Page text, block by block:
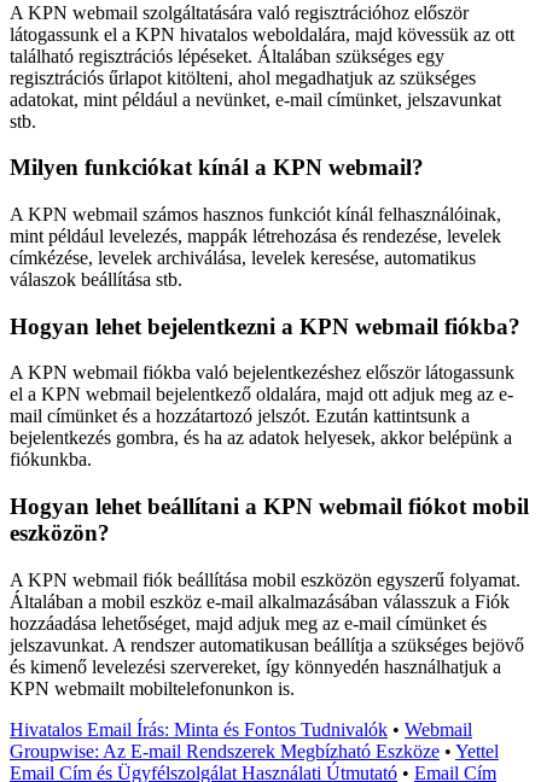
A KPN webmail szolgáltatására való regisztrációhoz először
látogassunk el a KPN hivatalos weboldalára, majd kövessük az ott
található regisztrációs lépéseket. Általában szükséges egy
regisztrációs űrlapot kitölteni, ahol megadhatjuk az szükséges
adatokat, mint például a nevünket, e-mail címünket, jelszavunkat
stb.
Milyen funkciókat kínál a KPN webmail?
A KPN webmail számos hasznos funkciót kínál felhasználóinak,
mint például levelezés, mappák létrehozása és rendezése, levelek
címkézése, levelek archiválása, levelek keresése, automatikus
válaszok beállítása stb.
Hogyan lehet bejelentkezni a KPN webmail fiókba?
A KPN webmail fiókba való bejelentkezéshez először látogassunk
el a KPN webmail bejelentkező oldalára, majd ott adjuk meg az e-
mail címünket és a hozzátartozó jelszót. Ezután kattintsunk a
bejelentkezés gombra, és ha az adatok helyesek, akkor belépünk a
fiókunkba.
Hogyan lehet beállítani a KPN webmail fiókot mobil
eszközön?
A KPN webmail fiók beállítása mobil eszközön egyszerű folyamat.
Általában a mobil eszköz e-mail alkalmazásában válasszuk a Fiók
hozzáadása lehetőséget, majd adjuk meg az e-mail címünket és
jelszavunkat. A rendszer automatikusan beállítja a szükséges bejövő
és kimenő levelezési szervereket, így könnyedén használhatjuk a
KPN webmailt mobiltelefonunkon is.
Hivatalos Email Írás: Minta és Fontos Tudnivalók • Webmail
Groupwise: Az E-mail Rendszerek Megbízható Eszköze • Yettel
Email Cím és Ügyfélszolgálat Használati Útmutató • Email Cím